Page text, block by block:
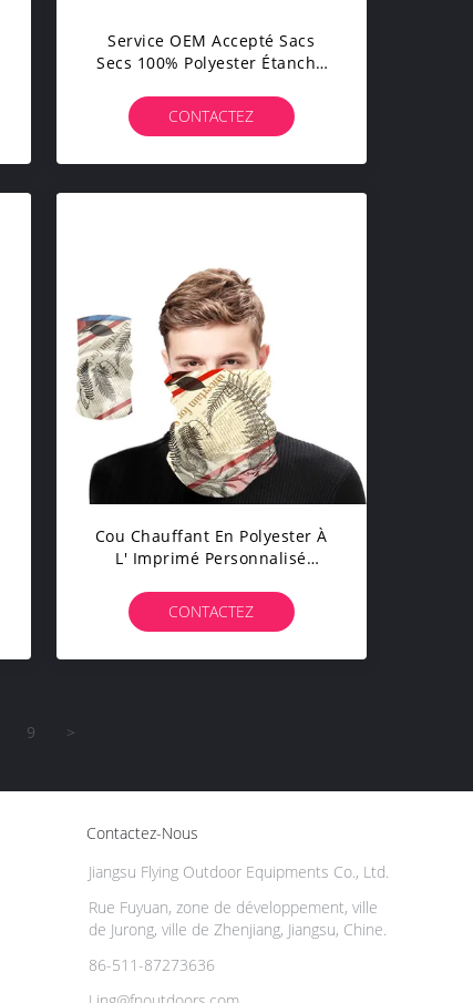
Service OEM Accepté Sacs
Secs 100% Polyester Étanche
Natation La Navigation
CONTACTEZ
Cou Chauffant En Polyester À
L' Imprimé Personnalisé
Et Les Activités De Plein Air
CONTACTEZ
9 >
Contactez-Nous
Jiangsu Flying Outdoor Equipments Co., Ltd.
Rue Fuyuan, zone de développement, ville
de Jurong, ville de Zhenjiang, Jiangsu, Chine.
86-511-87273636